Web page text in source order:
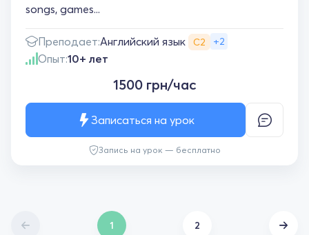
songs, games...
Преподает:Английский язык С2 +2
Опыт:10+ лет
1500 грн/час
Запись на урок — бесплатно
Записаться на урок
1 2